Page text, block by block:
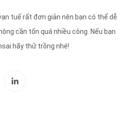
tuế rất đơn giản nên bạn có thể dễ
cần tốn quá nhiều công. Nếu bạn
hãy thử trồng nhé!